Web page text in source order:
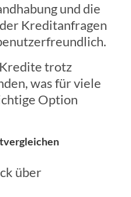
und die
Kreditanfragen
trotz
was für viele
Option
über